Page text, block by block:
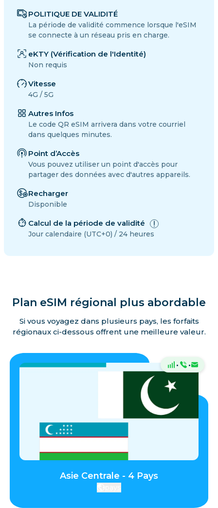
POLITIQUE DE VALIDITÉ
La période de validité commence lorsque l'eSIM
se connecte à un réseau pris en charge.
eKTY (Vérification de l'Identité)
Non requis
Vitesse
4G / 5G
Autres Infos
Le code QR eSIM arrivera dans votre courriel
dans quelques minutes.
Point d’Accès
Vous pouvez utiliser un point d'accès pour
partager des données avec d'autres appareils.
Recharger
Disponible
Calcul de la période de validité
Jour calendaire (UTC+0) / 24 heures
Plan eSIM régional plus abordable
Si vous voyagez dans plusieurs pays, les forfaits
régionaux ci-dessous offrent une meilleure valeur.
· ·
Asie Centrale - 4 Pays